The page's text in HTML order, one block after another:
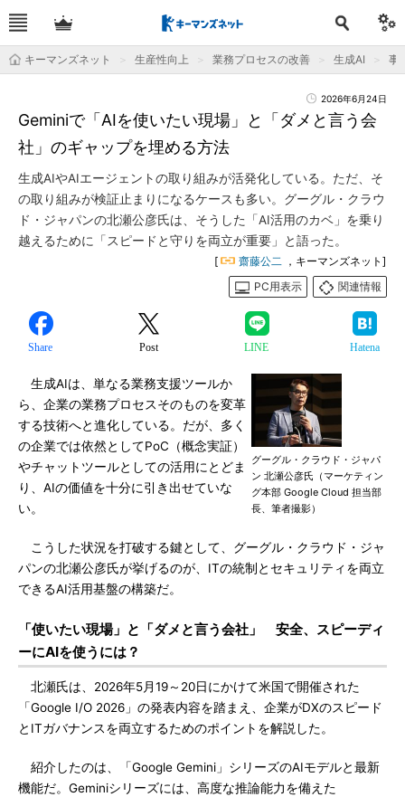
キーマンズネット 生産性向上 業務プロセスの改善 生成AI 事
2026年6月24日
Geminiで「AIを使いたい現場」と「ダメと言う会
社」のギャップを埋める方法
生成AIやAIエージェントの取り組みが活発化している。ただ、そ
の取り組みが検証止まりになるケースも多い。グーグル・クラウ
ド・ジャパンの北瀬公彦氏は、そうした「AI活用のカベ」を乗り
越えるために「スピードと守りを両立が重要」と語った。
[ 齋藤公二 ，キーマンズネット]
PC用表示
関連情報
Share Post LINE Hatena
グーグル・クラウド・ジャパ
ン 北瀬公彦氏（マーケティン
グ本部 Google Cloud 担当部
長、筆者撮影）
生成AIは、単なる業務支援ツールか
ら、企業の業務プロセスそのものを変革
する技術へと進化している。だが、多く
の企業では依然としてPoC（概念実証）
やチャットツールとしての活用にとどま
り、AIの価値を十分に引き出せていな
い。
こうした状況を打破する鍵として、グーグル・クラウド・ジャ
パンの北瀬公彦氏が挙げるのが、ITの統制とセキュリティを両立
できるAI活用基盤の構築だ。
「使いたい現場」と「ダメと言う会社」 安全、スピーディ
ーにAIを使うには？
北瀬氏は、2026年5月19～20日にかけて米国で開催された
「Google I/O 2026」の発表内容を踏まえ、企業がDXのスピード
とITガバナンスを両立するためのポイントを解説した。
紹介したのは、「Google Gemini」シリーズのAIモデルと最新
機能だ。Geminiシリーズには、高度な推論能力を備えた